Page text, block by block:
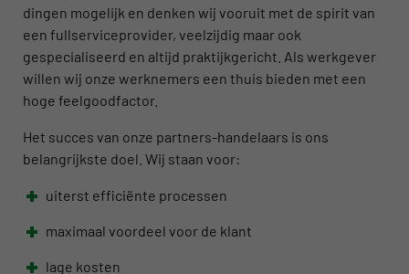
dingen mogelijk en denken wij vooruit met de spirit van
een fullserviceprovider, veelzijdig maar ook
gespecialiseerd en altijd praktijkgericht. Als werkgever
willen wij onze werknemers een thuis bieden met een
hoge feelgoodfactor.
Het succes van onze partners-handelaars is ons
belangrijkste doel. Wij staan voor:
uiterst efficiënte processen
maximaal voordeel voor de klant
lage kosten